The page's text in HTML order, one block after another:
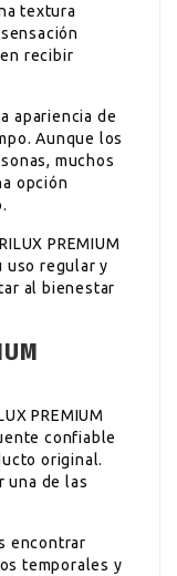
textura
recibir
apariencia de
Aunque los
muchos
opción
PREMIUM
uso regular y
al bienestar
PREMIUM
confiable
original.
una de las
encontrar
temporales y